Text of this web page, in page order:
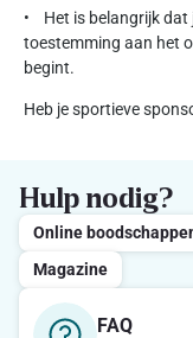
• Het is belangrijk dat
toestemming aan het
begint.
Heb je sportieve
Hulp nodig?
Online
Magazine
FAQ